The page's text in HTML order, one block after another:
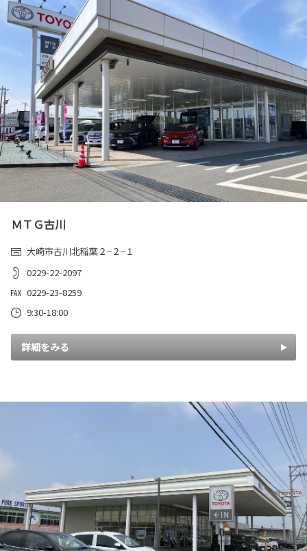
ＭＴＧ古川
大崎市古川北稲葉２−２−１
0229-22-2097
0229-23-8259
9:30-18:00
詳細をみる